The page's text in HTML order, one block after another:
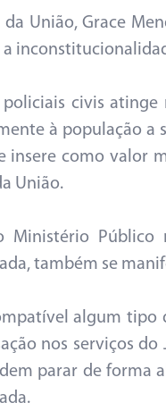
União, Grace
policiais civis
à população a
insere como valor
União.
Ministério Público
também se
algum tipo
nos serviços
parar de forma